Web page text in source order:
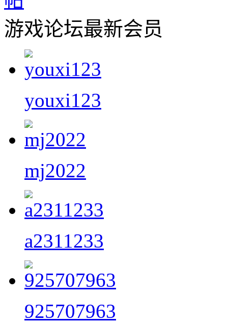
游戏论坛最新会员
youxi123
mj2022
a2311233
925707963